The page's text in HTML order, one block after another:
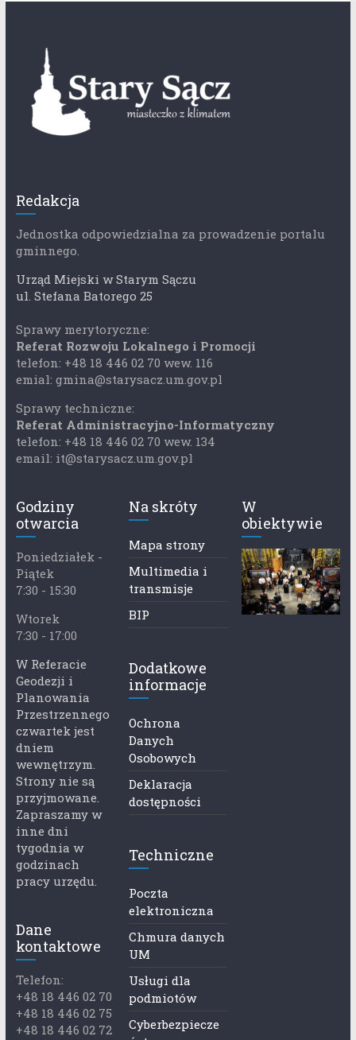
Redakcja
Jednostka odpowiedzialna za prowadzenie portalu
gminnego.
Urząd Miejski w Starym Sączu
ul. Stefana Batorego 25
Sprawy merytoryczne:
Referat Rozwoju Lokalnego i Promocji
telefon: +48 18 446 02 70 wew. 116
emial: gmina@starysacz.um.gov.pl
Sprawy techniczne:
Referat Administracyjno-Informatyczny
telefon: +48 18 446 02 70 wew. 134
email: it@starysacz.um.gov.pl
Godziny
otwarcia
Poniedziałek -
Piątek
7:30 - 15:30
Wtorek
7:30 - 17:00
W Referacie
Geodezji i
Planowania
Przestrzennego
czwartek jest
dniem
wewnętrzym.
Strony nie są
przyjmowane.
Zapraszamy w
inne dni
tygodnia w
godzinach
pracy urzędu.
Dane
kontaktowe
Telefon:
+48 18 446 02 70
+48 18 446 02 75
+48 18 446 02 72
Na skróty
Mapa strony
Multimedia i
transmisje
BIP
Dodatkowe
informacje
Ochrona
Danych
Osobowych
Deklaracja
dostępności
Techniczne
Poczta
elektroniczna
Chmura danych
UM
Usługi dla
podmiotów
Cyberbezpiecze
W
obiektywie